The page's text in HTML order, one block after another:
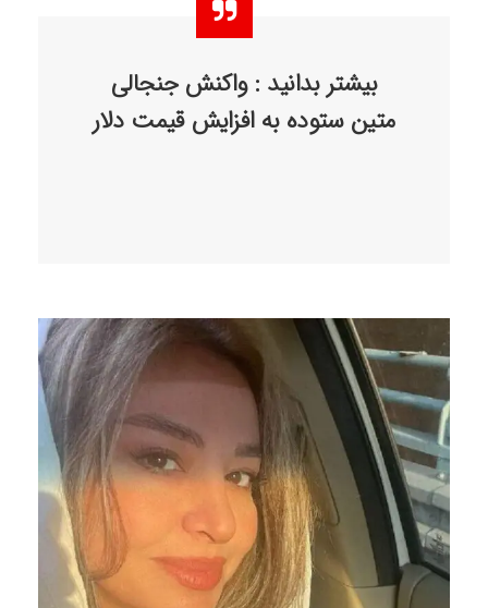
بیشتر بدانید : واکنش جنجالی
متین ستوده به افزایش قیمت دلار